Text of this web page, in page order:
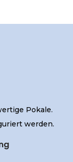
Pokale.
werden.